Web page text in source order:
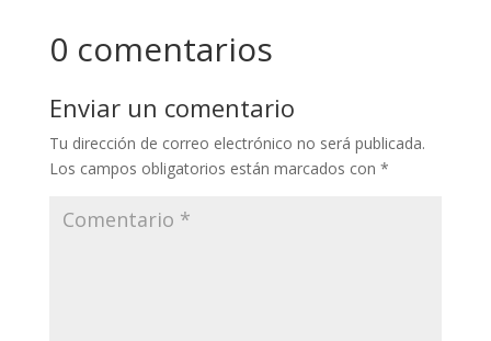
0 comentarios
Enviar un comentario
Tu dirección de correo electrónico no será publicada.
Los campos obligatorios están marcados con *